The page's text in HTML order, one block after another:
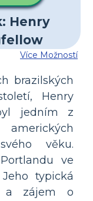
Více Možností
brazilských
Henry
jedním z
věku.
ve
typická
a zájem o